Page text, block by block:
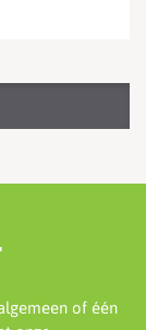
of één